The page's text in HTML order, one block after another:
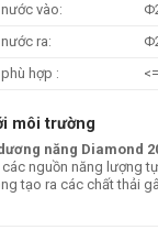
vào:
ra:
hợp :
môi trường
năng Diamond
nguồn năng lượng
tạo ra các chất thải